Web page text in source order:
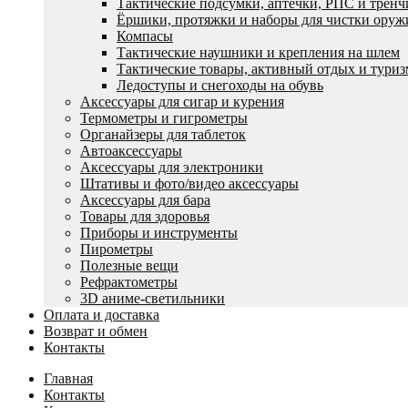
Тактические подсумки, аптечки, РПС и
Ëршики, протяжки и наборы для чистки
Компасы
Тактические наушники и крепления на шлем
Тактические товары, активный отдых и
Ледоступы и снегоходы на обувь
Аксессуары для сигар и курения
Термометры и гигрометры
Органайзеры для таблеток
Автоаксессуары
Аксессуары для электроники
Штативы и фото/видео аксессуары
Аксессуары для бара
Товары для здоровья
Приборы и инструменты
Пирометры
Полезные вещи
Рефрактометры
3D аниме-светильники
Оплата и доставка
Возврат и обмен
Контакты
Главная
Контакты